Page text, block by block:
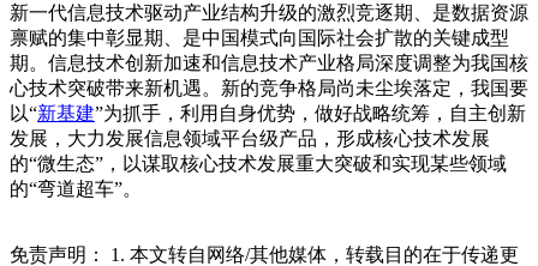
新一代信息技术驱动产业结构升级的激烈竞逐期、是数据资源
禀赋的集中彰显期、是中国模式向国际社会扩散的关键成型
期。信息技术创新加速和信息技术产业格局深度调整为我国核
心技术突破带来新机遇。新的竞争格局尚未尘埃落定，我国要
以“新基建”为抓手，利用自身优势，做好战略统筹，自主创新
发展，大力发展信息领域平台级产品，形成核心技术发展
的“微生态”，以谋取核心技术发展重大突破和实现某些领域
的“弯道超车”。
免责声明： 1. 本文转自网络/其他媒体，转载目的在于传递更